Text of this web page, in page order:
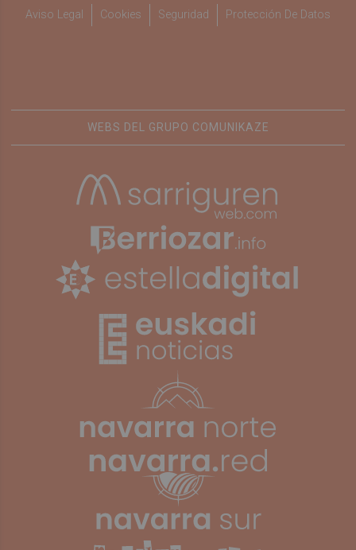
Aviso Legal
Cookies Seguridad Protección De Datos
WEBS DEL GRUPO COMUNIKAZE